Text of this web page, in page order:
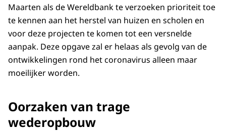
Maarten als de Wereldbank te verzoeken prioriteit toe
te kennen aan het herstel van huizen en scholen en
voor deze projecten te komen tot een versnelde
aanpak. Deze opgave zal er helaas als gevolg van de
ontwikkelingen rond het coronavirus alleen maar
moeilijker worden.
Oorzaken van trage
wederopbouw